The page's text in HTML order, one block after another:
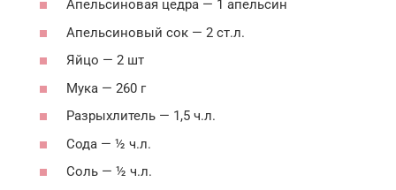
Апельсиновая цедра — 1 апельсин
Апельсиновый сок — 2 ст.л.
Яйцо — 2 шт
Мука — 260 г
Разрыхлитель — 1,5 ч.л.
Сода — ½ ч.л.
Соль — ½ ч.л.